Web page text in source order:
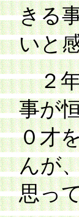
きる
いと
２年
事が
０才
んが
思っ